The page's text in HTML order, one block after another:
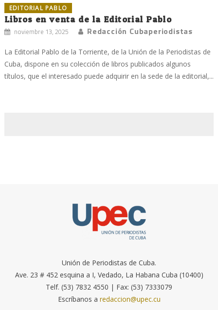
EDITORIAL PABLO
Libros en venta de la Editorial Pablo
noviembre 13, 2025 Redacción Cubaperiodistas
La Editorial Pablo de la Torriente, de la Unión de la Periodistas de
Cuba, dispone en su colección de libros publicados algunos
títulos, que el interesado puede adquirir en la sede de la editorial,...
Unión de Periodistas de Cuba.
Ave. 23 # 452 esquina a I, Vedado, La Habana Cuba (10400)
Telf. (53) 7832 4550 | Fax: (53) 7333079
Escríbanos a redaccion@upec.cu